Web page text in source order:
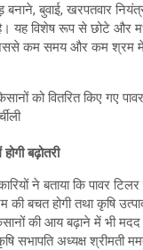
बनाने, बुवाई, खरपतवार
यह विशेष रूप से छोटे और
कम समय और कम श्रम में
बढ़ोतरी
ने बताया कि पावर
की बचत होगी तथा कृषि
की आय बढ़ाने में भी मदद
सभापति अध्यक्ष श्रीमती